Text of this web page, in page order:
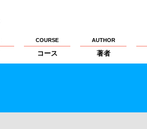
COURSE
コース
AUTHOR
著者